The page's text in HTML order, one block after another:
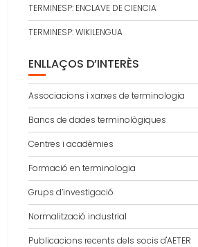
TERMINESP: ENCLAVE DE CIENCIA
TERMINESP: WIKILENGUA
ENLLAÇOS D’INTERÈS
Associacions i xarxes de terminologia
Bancs de dades terminològiques
Centres i acadèmies
Formació en terminologia
Grups d’investigació
Normalització industrial
Publicacions recents dels socis d'AETER